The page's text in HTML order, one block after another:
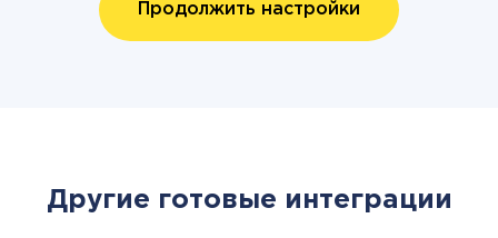
Продолжить настройки
Другие готовые интеграции